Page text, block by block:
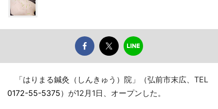
「はりまる鍼灸（しんきゅう）院」（弘前市末広、TEL
0172-55-5375）が12月1日、オープンした。